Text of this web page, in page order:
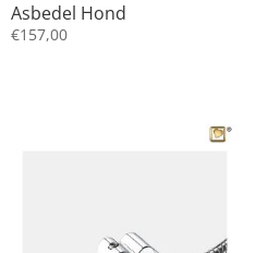
Asbedel Hond
€157,00